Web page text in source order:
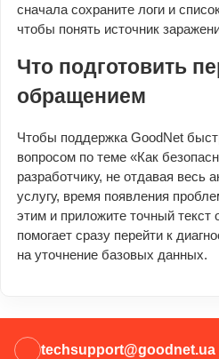
сначала сохраните логи и
чтобы понять источник
Что подготовить
обращением
Чтобы поддержка GoodNet
вопросом по теме «Как
разработчику, не отдавая весь
услугу, время появления
этим и приложите точный
помогает сразу перейти к
на уточнение базовых данных.
techsupport@goodnet.ua